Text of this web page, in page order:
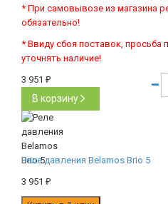
* При самовывозе из магазина
обязательно!
* Ввиду сбоя поставок, просьба
уточнять наличие!
3 951 ₽
В корзину
Реле давления Belamos Brio 5
3 951 ₽